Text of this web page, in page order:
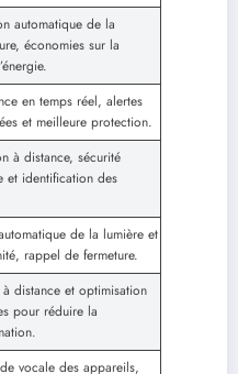
automatique de la
économies sur la
en temps réel, alertes
et meilleure protection.
à distance, sécurité
et identification des
de la lumière et
rappel de fermeture.
distance et optimisation
pour réduire la
vocale des appareils,